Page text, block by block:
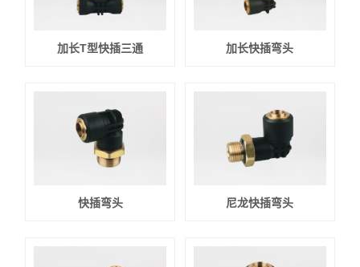
加长T型快插三通 加长快插弯头
快插弯头 尼龙快插弯头